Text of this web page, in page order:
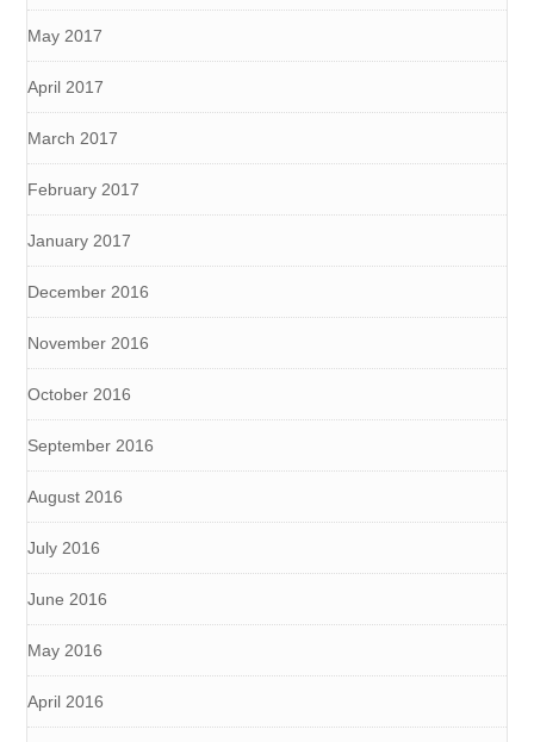
May 2017
April 2017
March 2017
February 2017
January 2017
December 2016
November 2016
October 2016
September 2016
August 2016
July 2016
June 2016
May 2016
April 2016